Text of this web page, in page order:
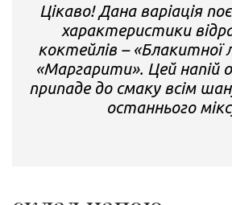
Цікаво! Дана варіація
характеристики
коктейлів – «Блакитної
«Маргарити». Цей напій
припаде до смаку всім
останнього